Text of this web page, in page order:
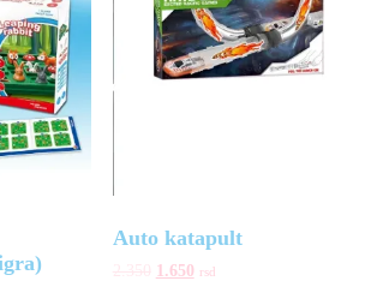
Auto katapult
1.650 rsd